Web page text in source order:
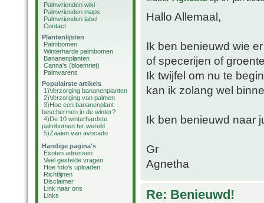
Palmvrienden wiki
Palmvrienden maps
Palmvrienden label
Contact
Plantenlijsten
Palmbomen
Winterharde palmbomen
Bananenplanten
Canna's (bloemriet)
Palmvarens
Populairste artikels
1)Verzorging bananenplanten
2)Verzorging van palmen
3)Hoe een bananenplant
beschermen in de winter?
4)De 10 winterhardste
palmbomen ter wereld
5)Zaaien van avocado
Handige pagina's
Exoten adressen
Veel gestelde vragen
Hoe foto's uploaden
Richtlijnen
Disclaimer
Link naar ons
Links
Hallo Allemaal,
Ik ben benieuwd wie
of specerijen of
Ik twijfel om nu te
kan ik zolang wel
Ik ben benieuwd naar
Gr
Agnetha
Re: Benieuwd!